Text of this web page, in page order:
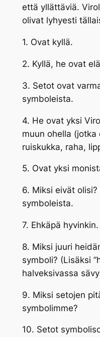
että yllättäviä.
olivat lyhyesti
1. Ovat kyllä.
2. Kyllä, he ovat
3. Setot ovat
symboleista.
4. He ovat yksi
muun ohella (jotka
ruiskukka, raha,
5. Ovat yksi
6. Miksi eivät
symboleista.
7. Ehkäpä hyvinkin.
8. Miksi juuri
symboli? (Lisäksi
halveksivassa
9. Miksi setojen
symbolimme?
10. Setot